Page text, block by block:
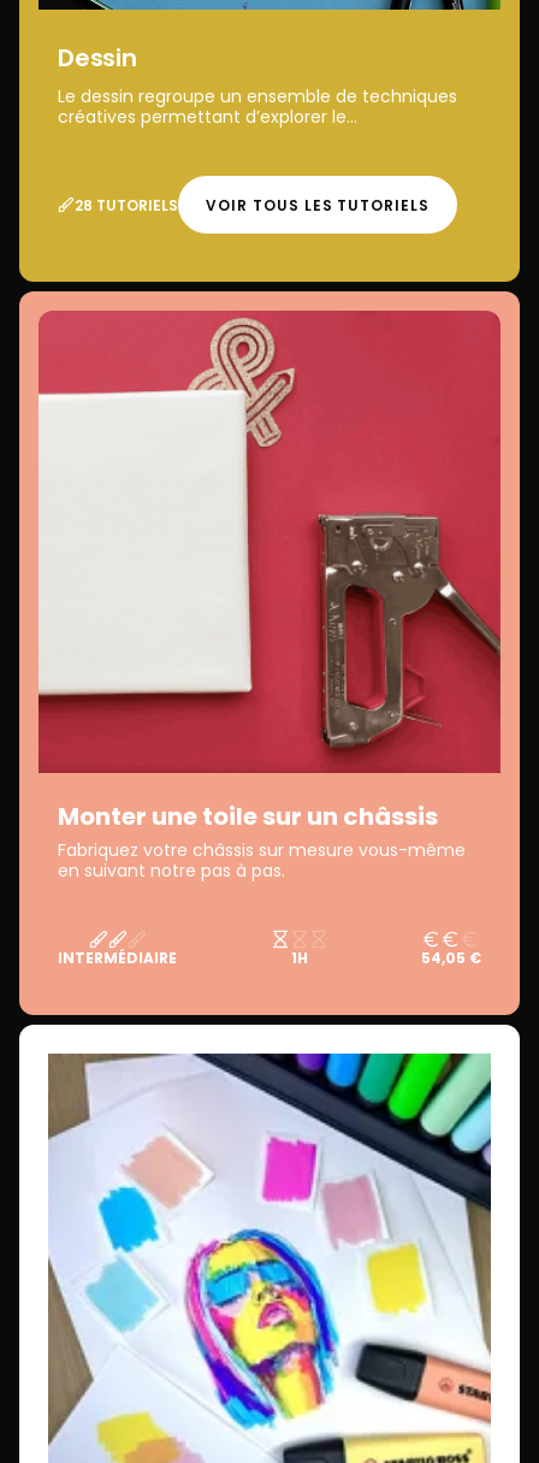
Dessin
Le dessin regroupe un ensemble de techniques
créatives permettant d’explorer le...
28 TUTORIELS VOIR TOUS LES TUTORIELS
Monter une toile sur un châssis
Fabriquez votre châssis sur mesure vous-même
en suivant notre pas à pas.
INTERMÉDIAIRE 1H 54,05 €